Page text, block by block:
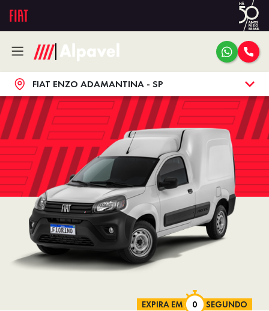
FIAT ENZO ADAMANTINA - SP
EXPIRA EM SEGUNDO